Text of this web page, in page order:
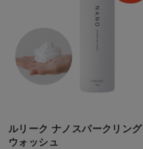
ルリーク ナノスパークリング
ウォッシュ